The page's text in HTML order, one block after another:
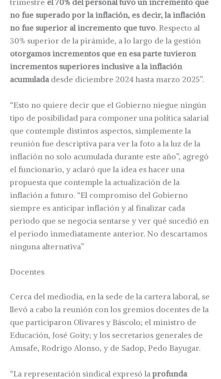
trimestre el 70% del personal tuvo un incremento que
no fue superado por la inflación, es decir, la inflación
no fue superior al incremento que tuvo. Respecto al
30% superior de la pirámide, a lo largo de la gestión
otorgamos incrementos que en esa parte tuvieron
incrementos superiores inclusive a la inflación
acumuladadesde diciembre 2024 hasta marzo 2025”.
“Esto no quiere decir que el Gobierno niegue ningún
tipo de posibilidad para componer una política salarial
que contemple distintos aspectos, simplemente la
reunión fue descriptiva para ver la foto a la luz de la
inflación no solo acumulada durante este año”, agregó
el funcionario, y aclaró que la idea es hacer una
propuesta que contemple la actualización de la
inflación a futuro. “El compromiso del Gobierno
siempre es anticipar inflación y al finalizar cada
periodo que se negocia sentarse y ver qué sucedió en
el periodo inmediatamente anterior. No descartamos
ninguna alternativa”
Docentes
Cerca del mediodía, en la sede de la cartera laboral, se
llevó a cabo la reunión con los gremios docentes de la
que participaron Olivares y Báscolo; el ministro de
Educación, José Goity; y los secretarios generales de
Amsafe, Rodrigo Alonso, y de Sadop, Pedo Bayugar.
“La representación sindical expresó laprofunda